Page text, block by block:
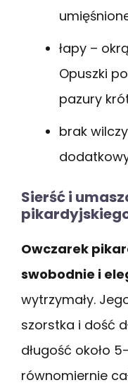
łapy –
Opuszki
pazury
brak
Sierść i
Owczarek
swobodnie i
wytrzymały.
szorstka i dość
długość około
równomiernie